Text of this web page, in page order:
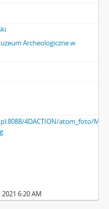
Archeologiczne w
4DACTION/atom_foto/MAJ-
6:20 AM